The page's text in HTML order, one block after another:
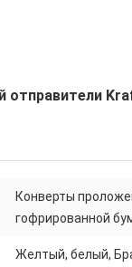
отправители
Конверты
гофрированной
Желтый, белый,